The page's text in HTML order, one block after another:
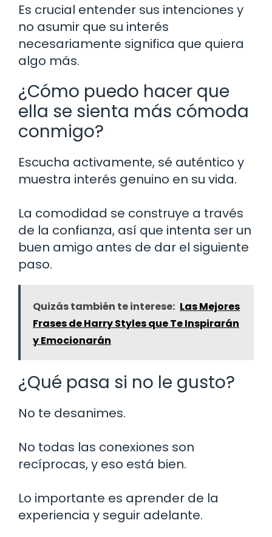
Es crucial entender sus intenciones y
no asumir que su interés
necesariamente significa que quiera
algo más.
¿Cómo puedo hacer que
ella se sienta más cómoda
conmigo?
Escucha activamente, sé auténtico y
muestra interés genuino en su vida.
La comodidad se construye a través
de la confianza, así que intenta ser un
buen amigo antes de dar el siguiente
paso.
Quizás también te interese: Las Mejores
Frases de Harry Styles que Te Inspirarán
y Emocionarán
¿Qué pasa si no le gusto?
No te desanimes.
No todas las conexiones son
recíprocas, y eso está bien.
Lo importante es aprender de la
experiencia y seguir adelante.